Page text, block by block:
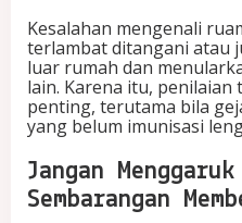
Kesalahan mengenali
terlambat ditangani atau
luar rumah dan
lain. Karena itu,
penting, terutama bila
yang belum imunisasi
Jangan
Sembarangan